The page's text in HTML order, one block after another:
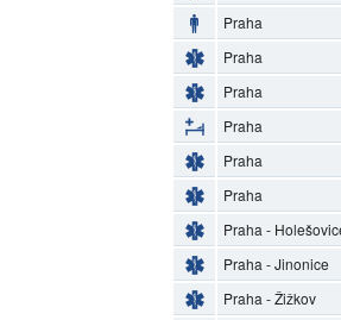
Praha
Praha
Praha
Praha
Praha
Praha
Praha -
Praha - Jinonice
Praha - Žižkov